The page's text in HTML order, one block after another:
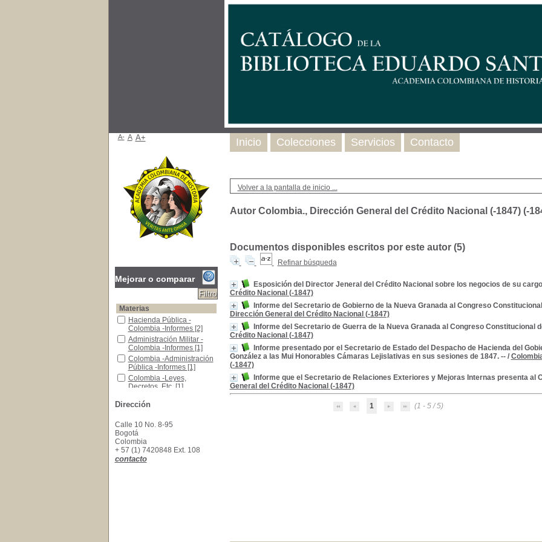
Volver a la pantalla de inicio ...
Autor Colombia., Dirección General del Crédito Nacional (-1847) (-
Documentos disponibles escritos por este autor (5)
Refinar búsqueda
Esposición del Director Jeneral del Crédito Nacional sobre los negocios de su
Crédito Nacional (-1847)
Informe del Secretario de Gobierno de la Nueva Granada al Congreso
Dirección General del Crédito Nacional (-1847)
Informe del Secretario de Guerra de la Nueva Granada al Congreso Constitucional
Crédito Nacional (-1847)
Informe presentado por el Secretario de Estado del Despacho de Hacienda del
González a las Mui Honorables Cámaras Lejislativas en sus sesiones de 1847. --/
(-1847)
Informe que el Secretario de Relaciones Exteriores y Mejoras Internas presenta al
General del Crédito Nacional (-1847)
1 (1 - 5 / 5)
Inicio Colecciones Servicios Contacto
A- A A+
Mejorar o comparar
Materias
Hacienda Pública -Colombia -Informes
Hacienda Pública -
Colombia -Informes [2]
Administración Militar -Colombia -Informes
Administración Militar -
Colombia -Informes [1]
Colombia -Administración Pública -Informes
Colombia -Administración
Pública -Informes [1]
Colombia -Leyes, Decretos, Etc.
Colombia -Leyes,
Decretos, Etc. [1]
Colombia -Política y Gobierno -Informes
Gobierno -Informes
Exteriores -Informes
Deuda Pública -Colombia -Informes
Deuda Pública -Colombia
-Informes
Memorias -Colombia -Secretaría de Gobierno
Memorias -Colombia -
Secretaría de Gobierno
Dirección
Calle 10 No. 8-95
Bogotá
Colombia
+ 57 (1) 7420848 Ext. 108
contacto